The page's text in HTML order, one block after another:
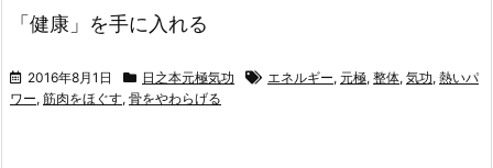
「健康」を手に入れる
2016年8月1日 日之本元極気功 エネルギー, 元極, 整体, 気功, 熱いパ
ワー, 筋肉をほぐす, 骨をやわらげる